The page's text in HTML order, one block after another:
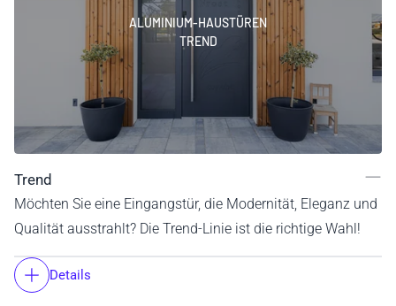
ALUMINIUM-HAUSTÜREN
TREND
Trend
Möchten Sie eine Eingangstür, die Modernität, Eleganz und
Qualität ausstrahlt? Die Trend-Linie ist die richtige Wahl!
Details